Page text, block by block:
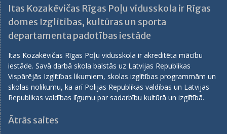
Itas Kozakēvičas Rīgas Poļu vidusskola ir Rīgas
domes Izglītības, kultūras un sporta
departamenta padotības iestāde
Itas Kozakēvičas Rīgas Poļu vidusskola ir akreditēta mācību
iestāde. Savā darbā skola balstās uz Latvijas Republikas
Vispārējās Izglītības likumiem, skolas izglītības programmām un
skolas nolikumu, ka arī Polijas Republikas valdības un Latvijas
Republikas valdības līgumu par sadarbību kultūrā un izglītībā.
Ātrās saites